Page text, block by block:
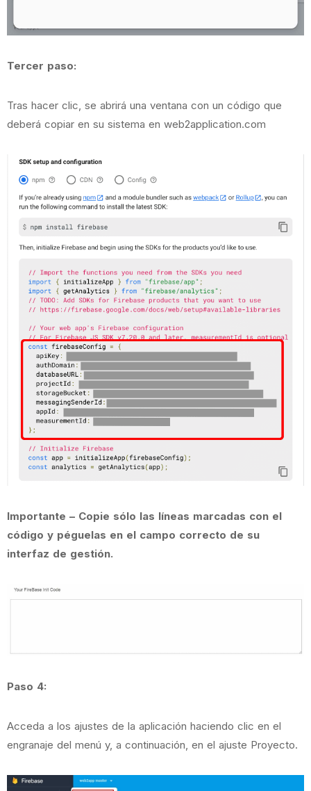
Tercer paso:
Tras hacer clic, se abrirá una ventana con un código que
deberá copiar en su sistema en web2application.com
Importante – Copie sólo las líneas marcadas con el
código y péguelas en el campo correcto de su
interfaz de gestión.
Paso 4:
Acceda a los ajustes de la aplicación haciendo clic en el
engranaje del menú y, a continuación, en el ajuste Proyecto.